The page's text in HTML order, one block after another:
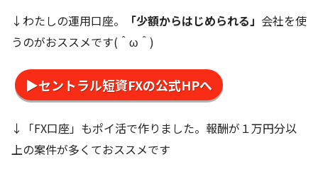
↓わたしの運用口座。 「少額からはじめられる」 会社を使
うのがおススメです(＾ω＾)
▶セントラル短資FXの公式HPへ
↓「FX口座」もポイ活で作りました。報酬が１万円分以
上の案件が多くておススメです